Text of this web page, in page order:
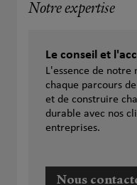
Notre expertise
Le conseil et
L'essence de
chaque parcours
et de construire
durable avec nos
entreprises.
Nous